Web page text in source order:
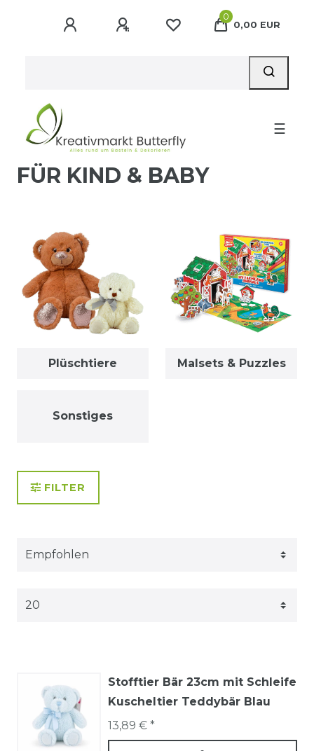
0
0,00 EUR
☰
FÜR KIND & BABY
Plüschtiere Malsets & Puzzles
Sonstiges
FILTER
Stofftier Bär 23cm mit Schleife
Kuscheltier Teddybär Blau
13,89 € *